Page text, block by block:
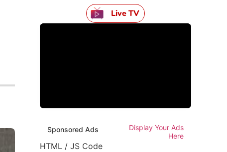
Live TV
Sponsored Ads
Display Your Ads
Here
HTML / JS Code